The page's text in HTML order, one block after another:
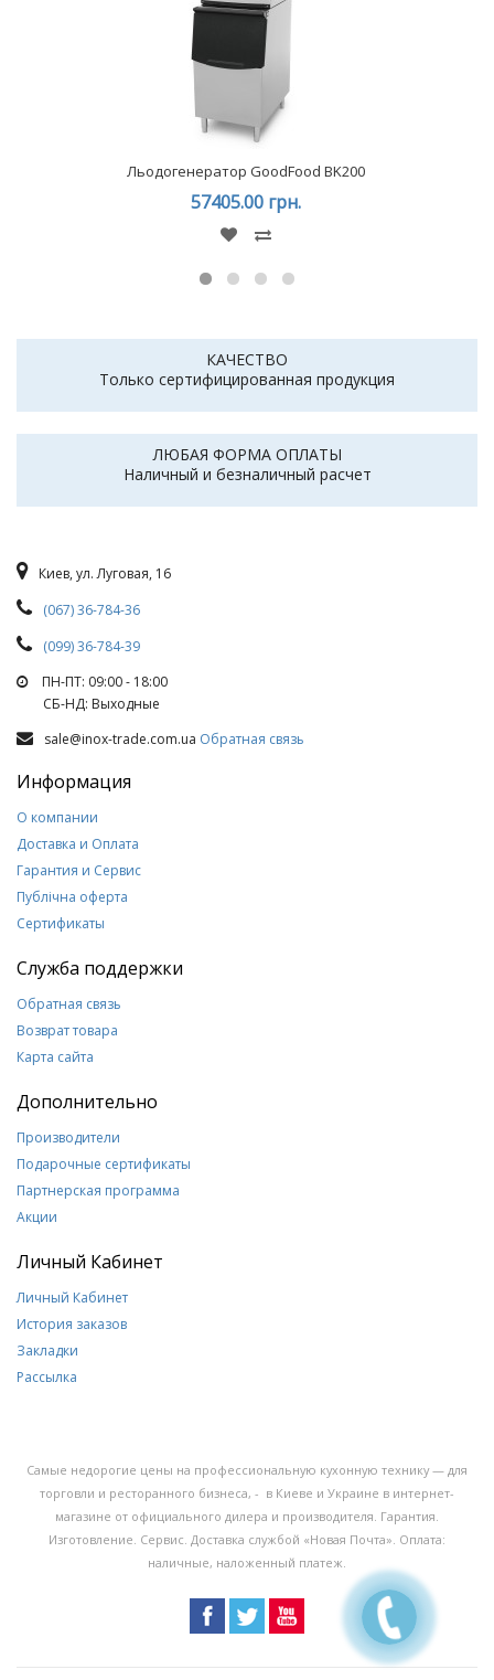
Льодогенератор GoodFood BK200
57405.00 грн.
КАЧЕСТВО
Только сертифицированная продукция
ЛЮБАЯ ФОРМА ОПЛАТЫ
Наличный и безналичный расчет
Киев, ул. Луговая, 16
(067) 36-784-36
(099) 36-784-39
ПН-ПТ: 09:00 - 18:00
СБ-НД: Выходные
sale@inox-trade.com.ua Обратная связь
Информация
О компании
Доставка и Оплата
Гарантия и Сервис
Публічна оферта
Сертификаты
Служба поддержки
Обратная связь
Возврат товара
Карта сайта
Дополнительно
Производители
Подарочные сертификаты
Партнерская программа
Акции
Личный Кабинет
Личный Кабинет
История заказов
Закладки
Рассылка
Самые недорогие цены на профессиональную кухонную технику — для
торговли и ресторанного бизнеса, - в Киеве и Украине в интернет-
магазине от официального дилера и производителя. Гарантия.
Изготовление. Сервис. Доставка службой «Новая Почта». Оплата:
наличные, наложенный платеж.